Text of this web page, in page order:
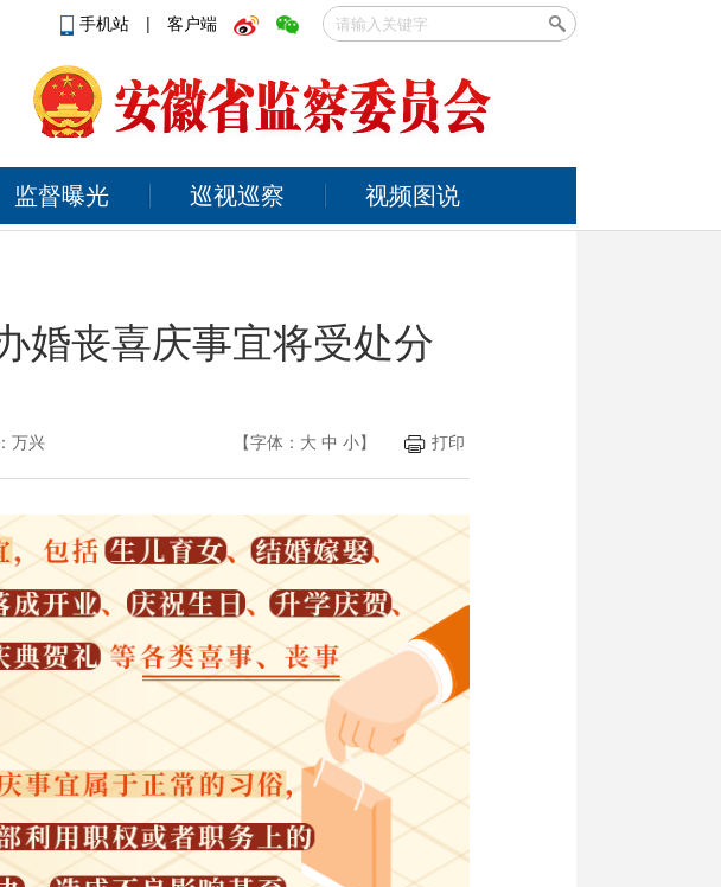
手机站 | 客户端
监督曝光 巡视巡察 视频图说
婚丧喜庆事宜将受处分
万兴 【字体： 大 中 小】 打印